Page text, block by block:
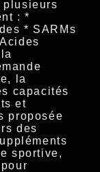
plusieurs
: *
* SARMs
la
capacités
et
proposée
des
sportive,